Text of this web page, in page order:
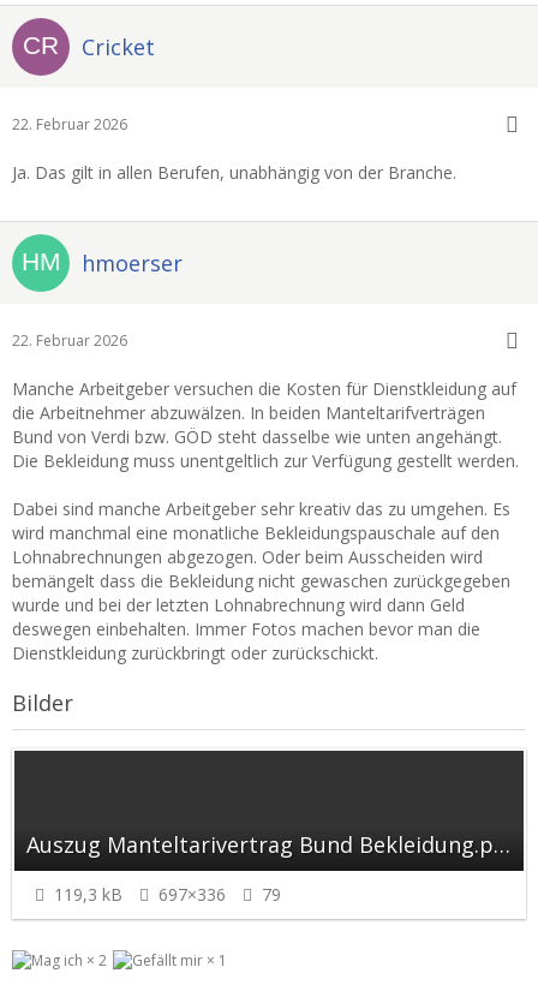
Cricket
22. Februar 2026
Ja. Das gilt in allen Berufen, unabhängig von der Branche.
hmoerser
22. Februar 2026
Manche Arbeitgeber versuchen die Kosten für Dienstkleidung auf
die Arbeitnehmer abzuwälzen. In beiden Manteltarifverträgen
Bund von Verdi bzw. GÖD steht dasselbe wie unten angehängt.
Die Bekleidung muss unentgeltlich zur Verfügung gestellt werden.
Dabei sind manche Arbeitgeber sehr kreativ das zu umgehen. Es
wird manchmal eine monatliche Bekleidungspauschale auf den
Lohnabrechnungen abgezogen. Oder beim Ausscheiden wird
bemängelt dass die Bekleidung nicht gewaschen zurückgegeben
wurde und bei der letzten Lohnabrechnung wird dann Geld
deswegen einbehalten. Immer Fotos machen bevor man die
Dienstkleidung zurückbringt oder zurückschickt.
Bilder
Auszug Manteltarivertrag Bund Bekleidung.png
119,3 kB 697×336 79
2 1